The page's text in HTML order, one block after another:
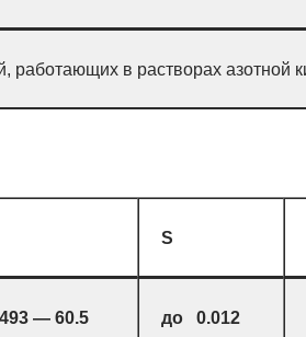
работающих в растворах азотной
S
— 60.5 до 0.012